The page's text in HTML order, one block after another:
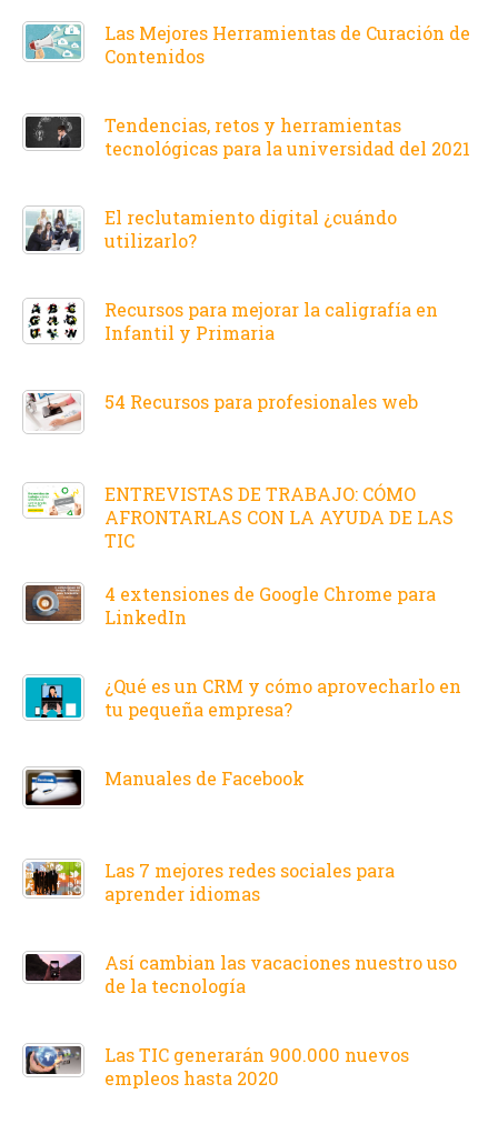
Las Mejores Herramientas de Curación de
Contenidos
Tendencias, retos y herramientas
tecnológicas para la universidad del 2021
El reclutamiento digital ¿cuándo
utilizarlo?
Recursos para mejorar la caligrafía en
Infantil y Primaria
54 Recursos para profesionales web
ENTREVISTAS DE TRABAJO: CÓMO
AFRONTARLAS CON LA AYUDA DE LAS
TIC
4 extensiones de Google Chrome para
LinkedIn
¿Qué es un CRM y cómo aprovecharlo en
tu pequeña empresa?
Manuales de Facebook
Las 7 mejores redes sociales para
aprender idiomas
Así cambian las vacaciones nuestro uso
de la tecnología
Las TIC generarán 900.000 nuevos
empleos hasta 2020